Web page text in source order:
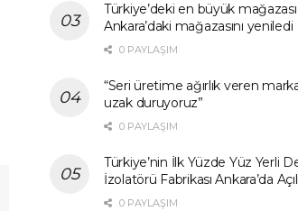
Türkiye’deki en büyük
Ankara’daki mağazasını yeniledi
0 PAYLAŞIM
“Seri üretime ağırlık veren
uzak duruyoruz”
0 PAYLAŞIM
Türkiye’nin İlk Yüzde Yüz Yerli
İzolatörü Fabrikası Ankara’da
0 PAYLAŞIM